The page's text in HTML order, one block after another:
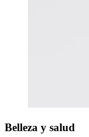
Belleza y salud